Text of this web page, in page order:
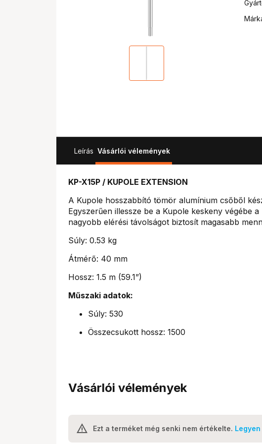
Leírás Vásárlói vélemények
KP-X15P / KUPOLE EXTENSION
A Kupole hosszabbító tömör alumínium csőből
Egyszerűen illessze be a Kupole keskeny végébe
nagyobb elérési távolságot biztosít magasabb
Súly: 0.53 kg
Átmérő: 40 mm
Hossz: 1.5 m (59.1”)
Műszaki adatok:
Súly: 530
Összecsukott hossz: 1500
Vásárlói vélemények
Ezt a terméket még senki nem értékelte.